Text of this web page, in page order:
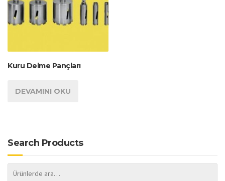
Kuru Delme Pançları
DEVAMINI OKU
Search Products